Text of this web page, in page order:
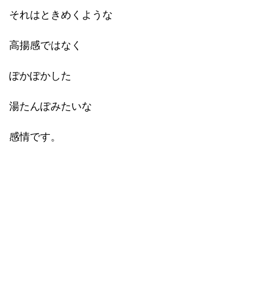
それはときめくような
高揚感ではなく
ぽかぽかした
湯たんぽみたいな
感情です。